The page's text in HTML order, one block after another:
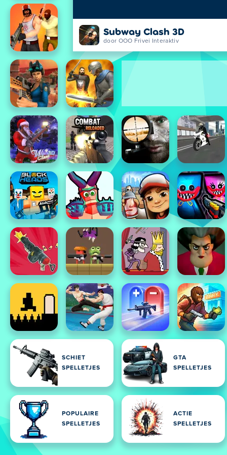
Subway Clash 3D
door OOO Frivei Interaktiv
SCHIET
SPELLETJES
GTA
SPELLETJES
POPULAIRE
SPELLETJES
ACTIE
SPELLETJES